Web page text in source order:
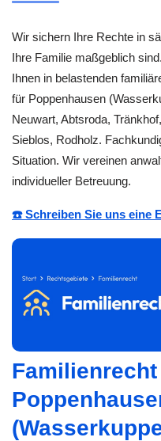
Wir sichern Ihre Rechte in
Ihre Familie maßgeblich
Ihnen in belastenden
für Poppenhausen
Neuwart, Abtsroda,
Sieblos, Rodholz.
Situation. Wir vereinen
individueller Betreuung.
☎️ Schreiben Sie uns eine